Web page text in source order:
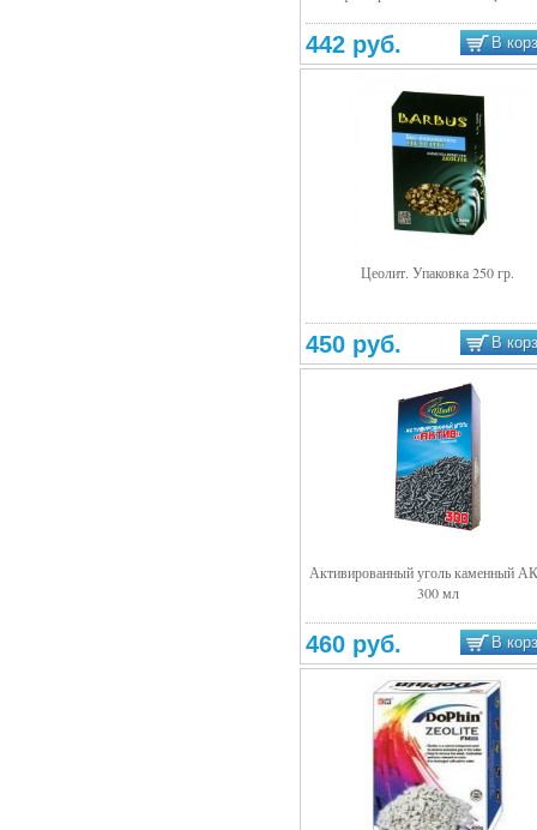
442 руб. В
Цеолит. Упаковка 250 гр.
450 руб. В
Активированный уголь каменный
300 мл
460 руб. В